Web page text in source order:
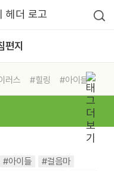
편지
러스 #힐링
#아이들
#아이들
#걸음마